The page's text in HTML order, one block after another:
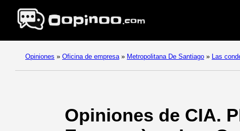
Opiniones » Oficina de empresa » Metropolitana De Santiago » Las
Opiniones de CIA.